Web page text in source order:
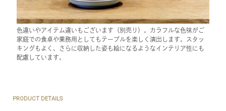
色違いやアイテム違いもございます（別売り）。カラフルな色味がご
家庭での食卓や業務用としてもテーブルを楽しく演出します。スタッ
キングもよく、さらに収納した姿も絵になるようなインテリア性にも
配慮しています。
PRODUCT DETAILS